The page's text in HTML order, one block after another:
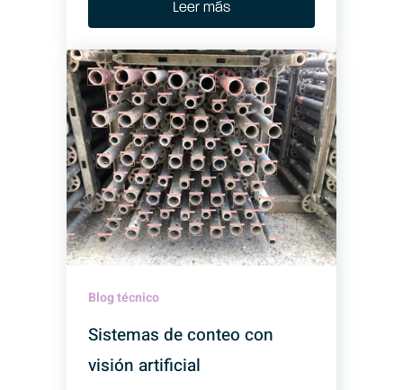
Leer más
Blog técnico
Sistemas de conteo con
visión artificial